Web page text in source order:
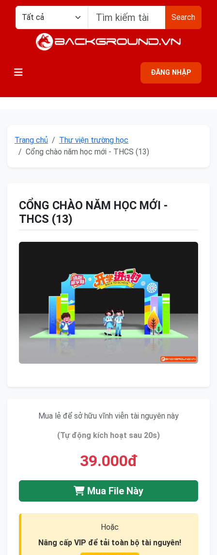
Search
ĐĂNG NHẬP
Trang chủ
Thư viện trường học
Cổng chào năm học mới - THCS (13)
CỔNG CHÀO NĂM HỌC MỚI -
THCS (13)
Mua lẻ để sở hữu vĩnh viễn tài nguyên này
(Tự động kích hoạt sau 20s)
39.000đ
Mua File Này
Hoặc
Nâng cấp VIP để tải toàn bộ tài nguyên!